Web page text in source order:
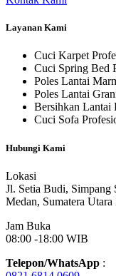
Layanan Kami
Cuci Karpet
Cuci Spring Bed
Poles Lantai
Poles Lantai
Bersihkan Lantai
Cuci Sofa
Hubungi Kami
Lokasi
Jl. Setia Budi, Simpang
Medan, Sumatera Utara
Jam Buka
08:00 -18:00 WIB
Telepon/WhatsApp :